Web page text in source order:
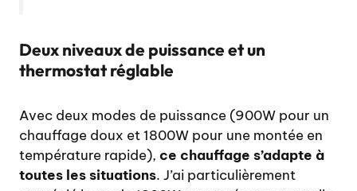
Deux niveaux de puissance et un
thermostat réglable
Avec deux modes de puissance (900W pour un
chauffage doux et 1800W pour une montée en
température rapide), ce chauffage s’adapte à
toutes les situations. J’ai particulièrement